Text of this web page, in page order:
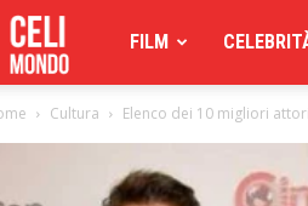
Celimoondo
FILM
Cultura Elenco dei 10 migliori